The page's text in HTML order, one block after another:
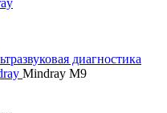
диагностика
Mindray M9